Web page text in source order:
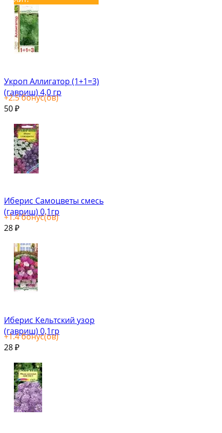
Укроп Аллигатор (1+1=3)
(гавриш) 4,0 гр
+2.5бонус(ов)
50 ₽
Иберис Самоцветы смесь
(гавриш) 0,1гр
+1.4бонус(ов)
28 ₽
Иберис Кельтский узор
(гавриш) 0,1гр
+1.4бонус(ов)
28 ₽